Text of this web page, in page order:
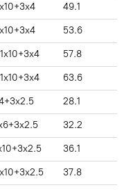
49.1
53.6
57.8
63.6
28.1
32.2
36.1
37.8